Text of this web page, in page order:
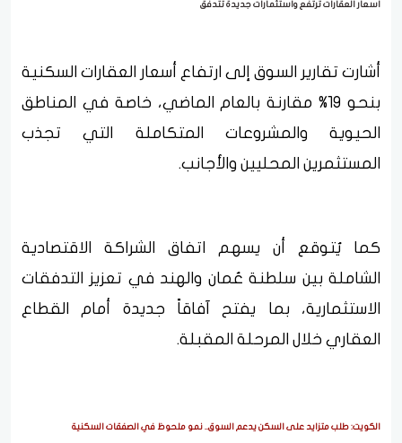
أسعار العقارات ترتفع واستثمارات جديدة تتدفق
أشارت تقارير السوق إلى ارتفاع أسعار العقارات السكنية
بنحو 19% مقارنة بالعام الماضي، خاصة في المناطق
الحيوية والمشروعات المتكاملة التي تجذب
المستثمرين المحليين والأجانب.
كما يُتوقع أن يسهم اتفاق الشراكة الاقتصادية
الشاملة بين سلطنة عُمان والهند في تعزيز التدفقات
الاستثمارية، بما يفتح آفاقاً جديدة أمام القطاع
العقاري خلال المرحلة المقبلة.
الكويت: طلب متزايد على السكن يدعم السوق.. نمو ملحوظ في الصفقات السكنية